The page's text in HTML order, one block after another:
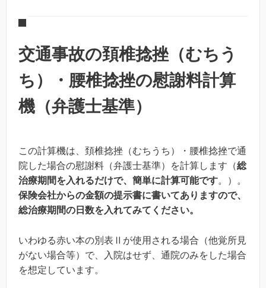
交通事故の頚椎捻挫（むちう
ち）・腰椎捻挫の慰謝料計算
機（弁護士基準）
この計算機は、頚椎捻挫（むちうち）・腰椎捻挫で通
院した場合の慰謝料（弁護士基準）を計算します（総
治療期間を入れるだけで、簡単に計算可能です。）。
保険会社からの金額の提示書に書いてありますので、
総治療期間の日数を入れてみてください。
いわゆる赤い本の別表Ⅱが使用される場合（他覚所見
がない場合等）で、入院はせず、通院のみをした場合
を想定しています。